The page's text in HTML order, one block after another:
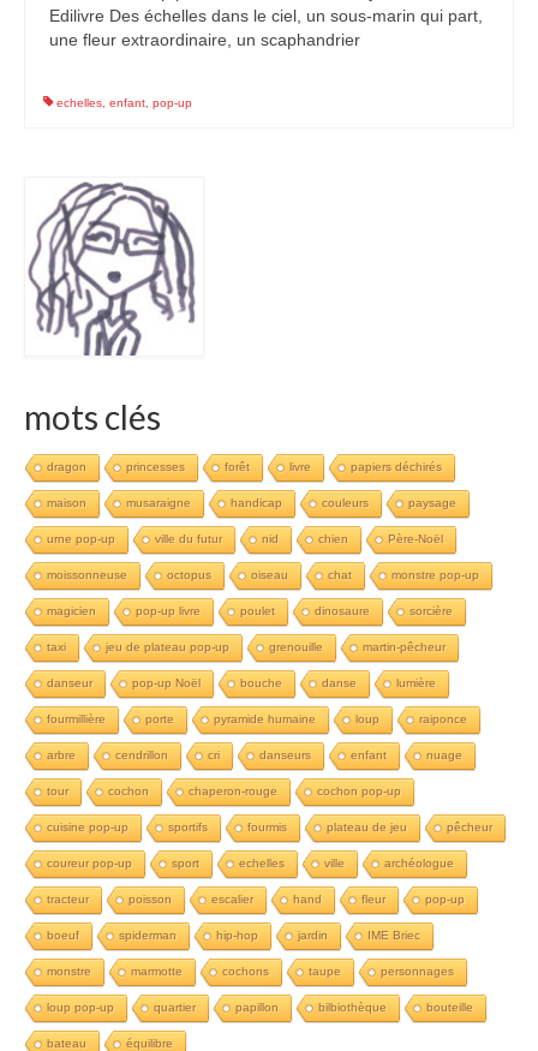
Edilivre Des échelles dans le ciel, un sous-marin qui part,
une fleur extraordinaire, un scaphandrier
echelles enfant pop-up
mots clés
dragon princesses forêt livre papiers déchirés
maison musaraigne handicap couleurs paysage
urne pop-up ville du futur nid chien Père-Noël
moissonneuse octopus oiseau chat monstre pop-up
magicien pop-up livre poulet dinosaure sorcière
taxi jeu de plateau pop-up grenouille martin-pêcheur
danseur pop-up Noël bouche danse lumière
fourmillière porte pyramide humaine loup raiponce
arbre cendrillon cri danseurs enfant nuage
tour cochon chaperon-rouge cochon pop-up
cuisine pop-up sportifs fourmis plateau de jeu pêcheur
coureur pop-up sport echelles ville archéologue
tracteur poisson escalier hand fleur pop-up
boeuf spiderman hip-hop jardin IME Briec
monstre marmotte cochons taupe personnages
loup pop-up quartier papillon bilbiothèque bouteille
bateau équilibre